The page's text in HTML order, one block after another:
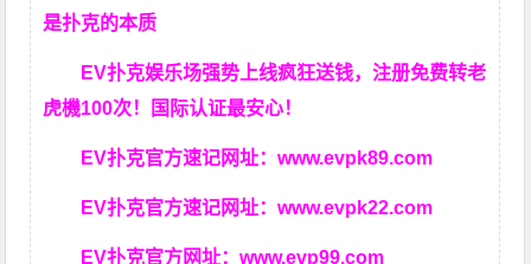
是扑克的本质
EV扑克娱乐场强势上线疯狂送钱，注册免费转老
虎機100次！国际认证最安心！
EV扑克官方速记网址：www.evpk89.com
EV扑克官方速记网址：www.evpk22.com
EV扑克官方网址：www.evp99.com